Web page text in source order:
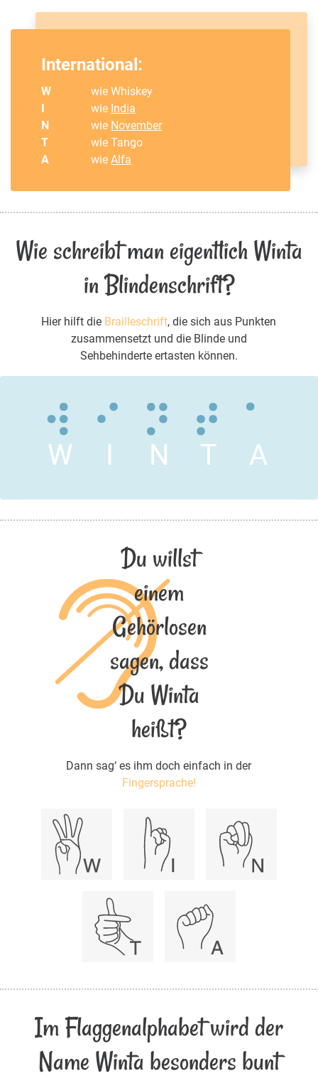
International:
W
wie Whiskey
I
wie India
N
wie November
T
wie Tango
A
wieAlfa
Wie schreibt man eigentlich Winta
in Blindenschrift?
Hier hilft die Brailleschrift, die sich aus Punkten
zusammensetzt und die Blinde und
Sehbehinderte ertasten können.
W I N T A
Du willst
einem
Gehörlosen
sagen, dass
Du Winta
heißt?
Dann sag‘ es ihm doch einfach in der
Fingersprache!
Im Flaggenalphabet wird der
Name Winta besonders bunt